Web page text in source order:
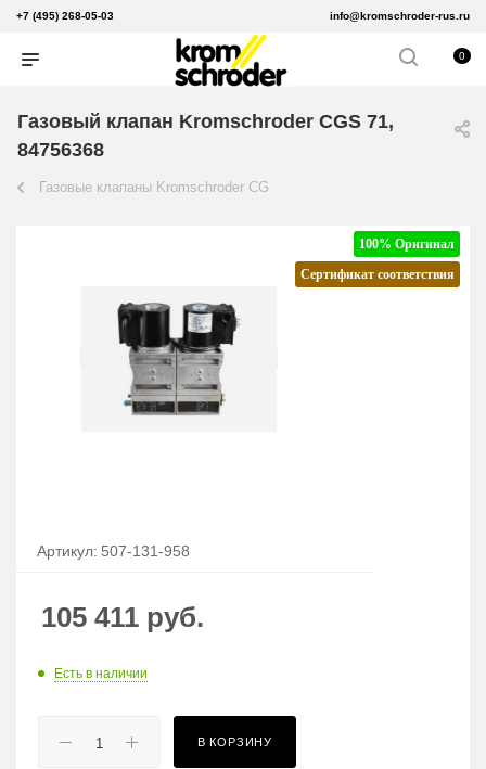
+7 (495) 268-05-03 info@kromschroder-rus.ru
0
Газовый клапан Kromschroder CGS 71,
84756368
Газовые клапаны Kromschroder CG
100% Оригинал
Сертификат соответствия
Артикул: 507-131-958
105 411 руб.
Есть в наличии
В КОРЗИНУ